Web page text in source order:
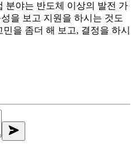
분야는 반도체 이상의 발전 가
을 보고 지원을 하시는 것도
을 좀더 해 보고, 결정을 하시